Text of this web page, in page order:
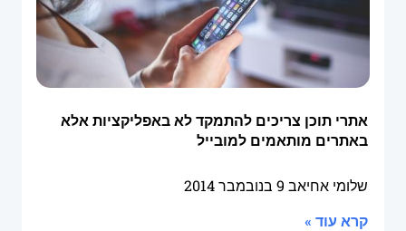
אתרי תוכן צריכים להתמקד לא באפליקציות אלא
באתרים מותאמים למובייל
שלומי אחיאב 9 בנובמבר 2014
קרא עוד »